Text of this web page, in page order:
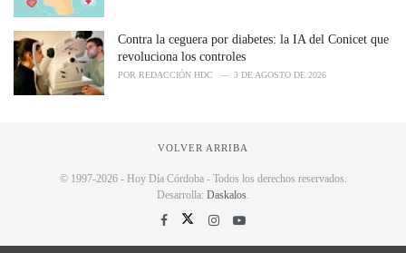
Contra la ceguera por diabetes: la IA del Conicet que
revoluciona los controles
POR REDACCIÓN HDC 3 DE AGOSTO DE 2026
VOLVER ARRIBA
© 1997-2026 - Hoy Día Córdoba - Todos los derechos reservados.
Desarrolla: Daskalos.